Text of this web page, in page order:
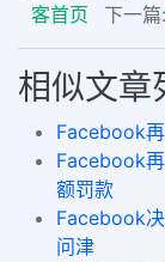
客首页
下一篇:
相似文章
Facebook
Facebook
额罚款
Facebook
问津